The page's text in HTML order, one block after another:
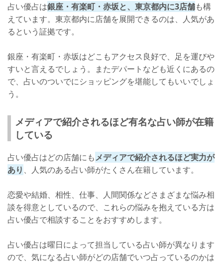
占い優占は銀座・有楽町・赤坂と、東京都内に3店舗も構
えています。東京都内に店舗を展開できるのは、人気があ
るという証拠です。
銀座・有楽町・赤坂はどこもアクセス良好で、足を運びや
すいと言えるでしょう。またデパートなども近くにあるの
で、占いのついでにショッピングを堪能してもいいでしょ
う。
メディアで紹介されるほど有名な占い師が在籍
している
占い優占はどの店舗にもメディアで紹介されるほど実力が
あり 、人気のある占い師がたくさん在籍しています。
恋愛や結婚、相性、仕事、人間関係などさまざまな悩み相
談を得意としているので、これらの悩みを抱えている方は
占い優占で相談することをおすすめします。
占い優占は曜日によって担当している占い師が異なります
ので、気になる占い師がどの店舗でいつ占っているのかは